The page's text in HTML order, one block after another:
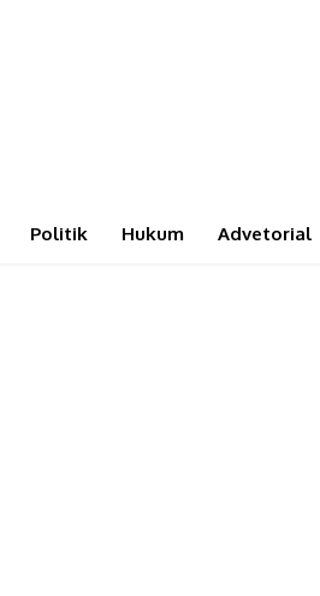
Politik Hukum Advetorial